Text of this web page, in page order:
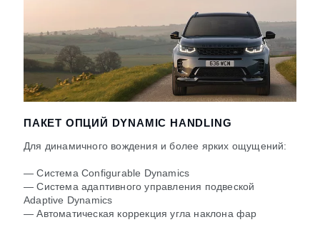
ПАКЕТ ОПЦИЙ DYNAMIC HANDLING
Для динамичного вождения и более ярких ощущений:
— Система Configurable Dynamics
— Система адаптивного управления подвеской
Adaptive Dynamics
— Автоматическая коррекция угла наклона фар